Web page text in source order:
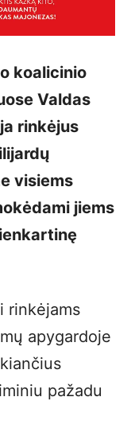
koalicinio
Valdas
rinkėjus
visiems
jiems
rinkėjams
apygardoje
pažadu